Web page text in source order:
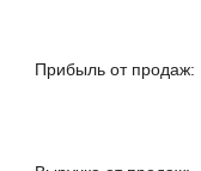
Прибыль от продаж: